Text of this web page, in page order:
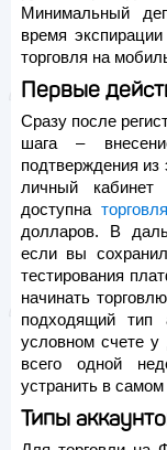
Минимальный
время
торговля на
Первые
Сразу после
шага –
подтверждения из
личный кабинет
доступна
долларов. В
если вы
тестирования
начинать
подходящий тип
условном счете у
всего одной
устранить в
Типы